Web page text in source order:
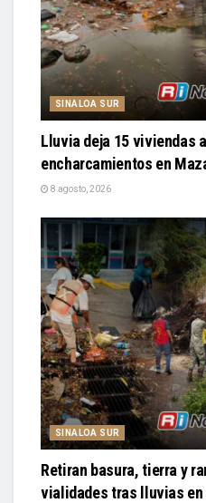
SINALOA SUR
Lluvia deja 15 viviendas
encharcamientos en
8 agosto, 2026
SINALOA SUR
Retiran basura, tierra y
vialidades tras lluvias